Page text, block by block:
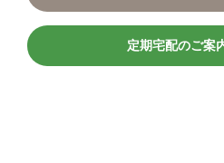
定期宅配のご案